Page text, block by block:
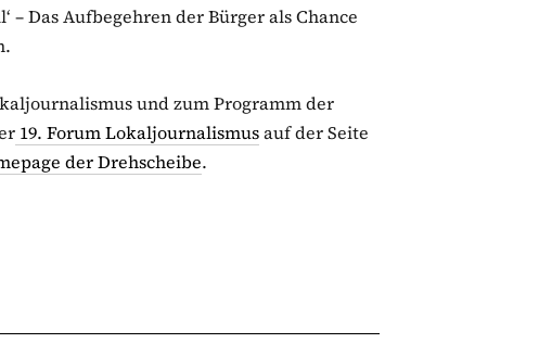
– Das Aufbegehren der Bürgerals Chance
und zum Programm der
19. Forum Lokaljournalismusauf der Seite
der Drehscheibe.